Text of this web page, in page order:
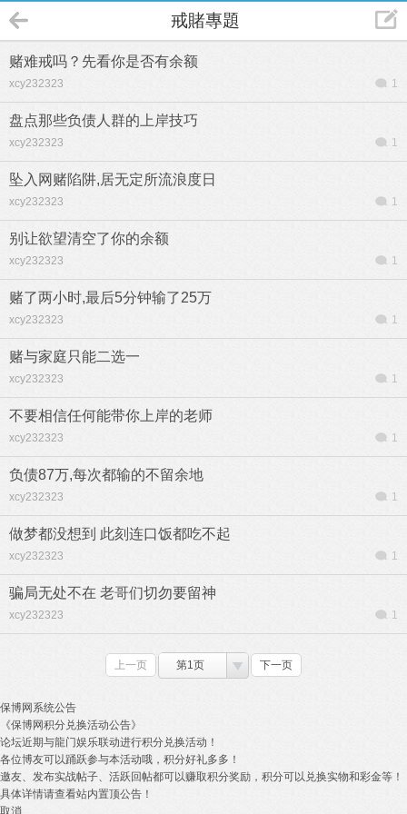
戒賭專題
赌难戒吗？先看你是否有余额
xcy232323 1
盘点那些负债人群的上岸技巧
xcy232323 1
坠入网赌陷阱,居无定所流浪度日
xcy232323 1
别让欲望清空了你的余额
xcy232323 1
赌了两小时,最后5分钟输了25万
xcy232323 1
赌与家庭只能二选一
xcy232323 1
不要相信任何能带你上岸的老师
xcy232323 1
负债87万,每次都输的不留余地
xcy232323 1
做梦都没想到 此刻连口饭都吃不起
xcy232323 1
骗局无处不在 老哥们切勿要留神
xcy232323 1
上一页 第1页 下一页
保博网系统公告
《保博网积分兑换活动公告》
论坛近期与龍门娱乐联动进行积分兑换活动！
各位博友可以踊跃参与本活动哦，积分好礼多多！
邀友、发布实战帖子、活跃回帖都可以赚取积分奖励，积分可以兑换实物和彩金等！
具体详情请查看站内置顶公告！
取消